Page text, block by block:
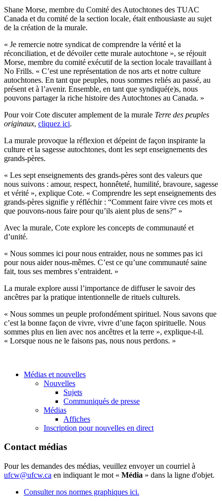
Shane Morse, membre du Comité des Autochtones des TUAC
Canada et du comité de la section locale, était enthousiaste au sujet
de la création de la murale.
« Je remercie notre syndicat de comprendre la vérité et la
réconciliation, et de dévoiler cette murale autochtone », se réjouit
Morse, membre du comité exécutif de la section locale travaillant à
No Frills. « C’est une représentation de nos arts et notre culture
autochtones. En tant que peuples, nous sommes reliés au passé, au
présent et à l’avenir. Ensemble, en tant que syndiqué(e)s, nous
pouvons partager la riche histoire des Autochtones au Canada. »
Pour voir Cote discuter amplement de la murale Terre des peuples
originaux, cliquez ici.
La murale provoque la réflexion et dépeint de façon inspirante la
culture et la sagesse autochtones, dont les sept enseignements des
grands-pères.
« Les sept enseignements des grands-pères sont des valeurs que
nous suivons : amour, respect, honnêteté, humilité, bravoure, sagesse
et vérité », explique Cote. « Comprendre les sept enseignements des
grands-pères signifie y réfléchir : “Comment faire vivre ces mots et
que pouvons-nous faire pour qu’ils aient plus de sens?” »
Avec la murale, Cote explore les concepts de communauté et
d’unité.
« Nous sommes ici pour nous entraider, nous ne sommes pas ici
pour nous aider nous-mêmes. C’est ce qu’une communauté saine
fait, tous ses membres s’entraident. »
La murale explore aussi l’importance de diffuser le savoir des
ancêtres par la pratique intentionnelle de rituels culturels.
« Nous sommes un peuple profondément spirituel. Nous savons que
c’est la bonne façon de vivre, vivre d’une façon spirituelle. Nous
sommes plus en lien avec nos ancêtres et la terre », explique-t-il.
« Lorsque nous ne le faisons pas, nous nous perdons. »
Médias et nouvelles
Nouvelles
Sujets
Communiqués de presse
Médias
Affiches
Inscription pour nouvelles en direct
Contact médias
Pour les demandes des médias, veuillez envoyer un courriel à
ufcw@ufcw.ca en indiquant le mot « Média » dans la ligne d'objet.
Consulter nos normes graphiques ici.